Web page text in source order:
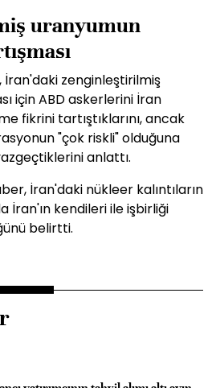
uranyumun
zenginleştirilmiş
için ABD askerlerini İran
fikrini tartıştıklarını, ancak
"çok riskli" olduğuna
anlattı.
İran'daki nükleer kalıntıların
İran'ın kendileri ile işbirliği
belirtti.